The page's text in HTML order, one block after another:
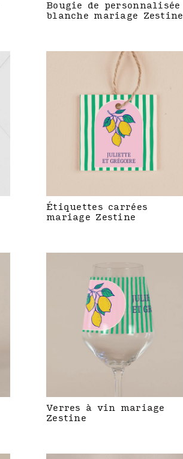
Bougie de personnalisée
blanche mariage Zestine
Étiquettes carrées
mariage Zestine
Verres à vin mariage
Zestine